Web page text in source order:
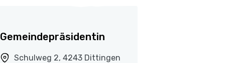
Gemeindepräsidentin
Schulweg 2, 4243 Dittingen